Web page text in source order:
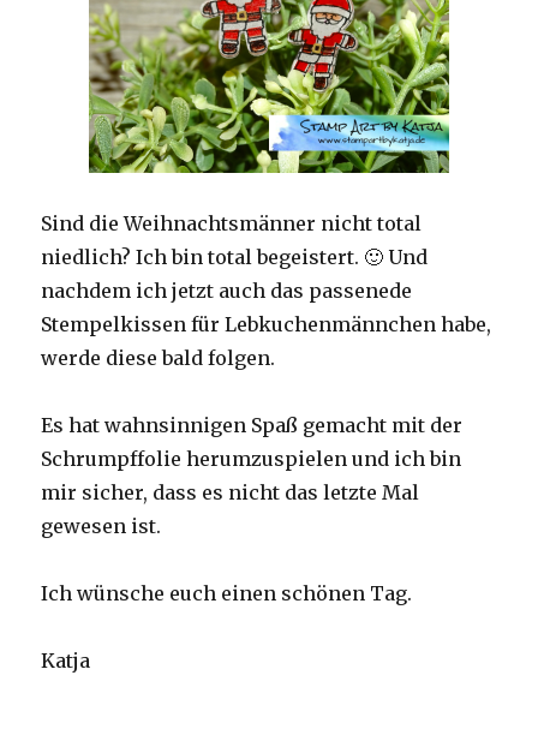
Sind die Weihnachtsmänner nicht total
niedlich? Ich bin total begeistert. 🙂 Und
nachdem ich jetzt auch das passenede
Stempelkissen für Lebkuchenmännchen habe,
werde diese bald folgen.
Es hat wahnsinnigen Spaß gemacht mit der
Schrumpffolie herumzuspielen und ich bin
mir sicher, dass es nicht das letzte Mal
gewesen ist.
Ich wünsche euch einen schönen Tag.
Katja